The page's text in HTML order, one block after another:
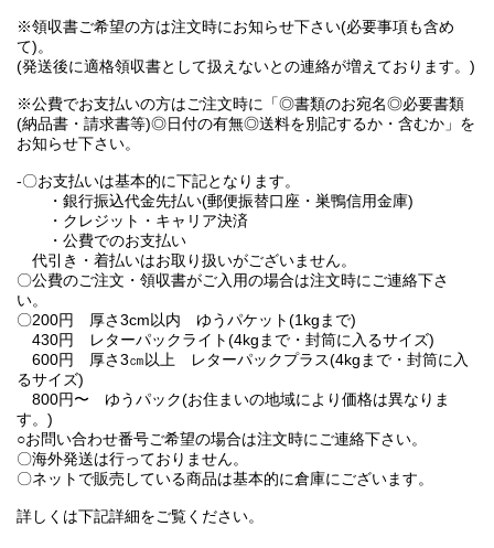
※領収書ご希望の方は注文時にお知らせ下さい(必要事項も含め
て)。
(発送後に適格領収書として扱えないとの連絡が増えております。)
※公費でお支払いの方はご注文時に「◎書類のお宛名◎必要書類
(納品書・請求書等)◎日付の有無◎送料を別記するか・含むか」を
お知らせ下さい。
-〇お支払いは基本的に下記となります。
・銀行振込代金先払い(郵便振替口座・巣鴨信用金庫)
・クレジット・キャリア決済
・公費でのお支払い
代引き・着払いはお取り扱いがございません。
〇公費のご注文・領収書がご入用の場合は注文時にご連絡下さ
い。
〇200円 厚さ3cm以内 ゆうパケット(1kgまで)
430円 レターパックライト(4kgまで・封筒に入るサイズ)
600円 厚さ3㎝以上 レターパックプラス(4kgまで・封筒に入
るサイズ)
800円〜 ゆうパック(お住まいの地域により価格は異なりま
す。)
○お問い合わせ番号ご希望の場合は注文時にご連絡下さい。
〇海外発送は行っておりません。
〇ネットで販売している商品は基本的に倉庫にございます。
詳しくは下記詳細をご覧ください。